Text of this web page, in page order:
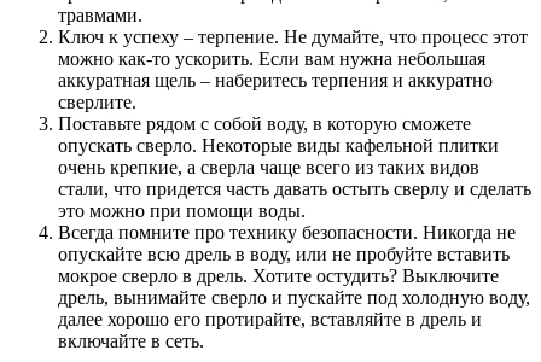
травмами.
Ключ к успеху – терпение. Не думайте, что процесс этот
можно как-то ускорить. Если вам нужна небольшая
аккуратная щель – наберитесь терпения и аккуратно
сверлите.
Поставьте рядом с собой воду, в которую сможете
опускать сверло. Некоторые виды кафельной плитки
очень крепкие, а сверла чаще всего из таких видов
стали, что придется часть давать остыть сверлу и сделать
это можно при помощи воды.
Всегда помните про технику безопасности. Никогда не
опускайте всю дрель в воду, или не пробуйте вставить
мокрое сверло в дрель. Хотите остудить? Выключите
дрель, вынимайте сверло и пускайте под холодную воду,
далее хорошо его протирайте, вставляйте в дрель и
включайте в сеть.